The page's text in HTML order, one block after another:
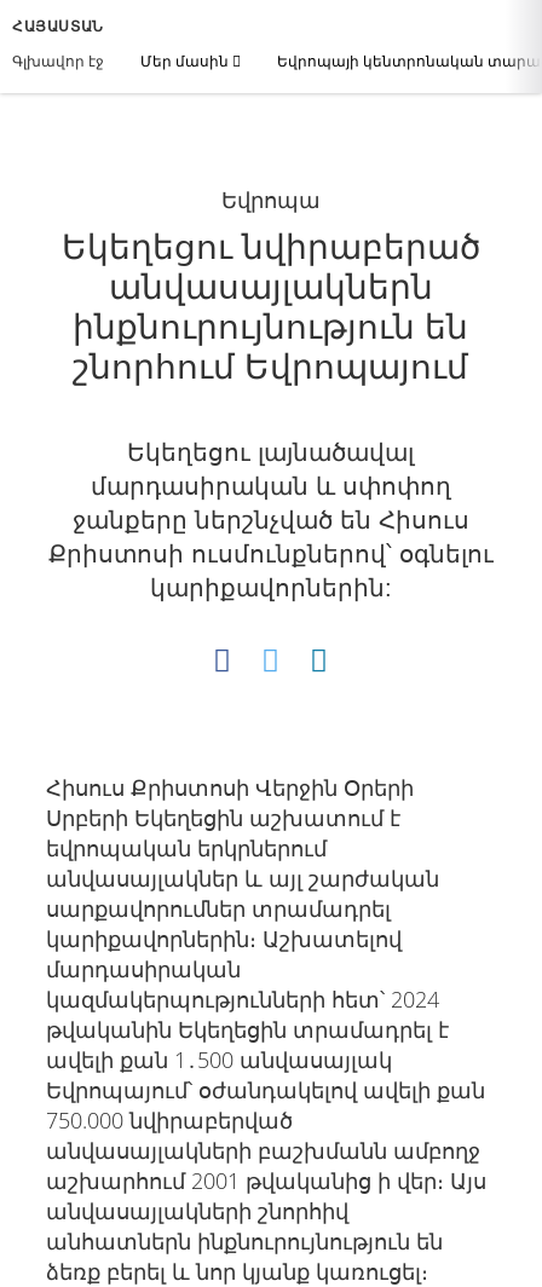
ՀԱՅԱՍՏԱՆ
Գլխավոր էջ
Մեր մասին Եվրոպայի կենտրոնական
Եվրոպա
Եկեղեցու նվիրաբերած
անվասայլակներն
ինքնուրույնություն են
շնորհում Եվրոպայում
Եկեղեցու լայնածավալ
մարդասիրական և սփոփող
ջանքերը ներշնչված են Հիսուս
Քրիստոսի ուսմունքներով՝ օգնելու
կարիքավորներին:
Հիսուս Քրիստոսի Վերջին Օրերի
Սրբերի Եկեղեցին աշխատում է
եվրոպական երկրներում
անվասայլակներ և այլ շարժական
սարքավորումներ տրամադրել
կարիքավորներին։ Աշխատելով
մարդասիրական
կազմակերպությունների հետ՝ 2024
թվականին Եկեղեցին տրամադրել է
ավելի քան 1․500 անվասայլակ
Եվրոպայում՝ օժանդակելով ավելի քան
750.000 նվիրաբերված
անվասայլակների բաշխմանն ամբողջ
աշխարհում 2001 թվականից ի վեր։ Այս
անվասայլակների շնորհիվ
անհատներն ինքնուրույնություն են
ձեռք բերել և նոր կյանք կառուցել։